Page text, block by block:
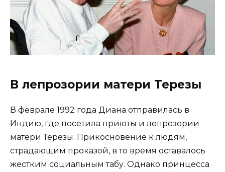
В лепрозории матери Терезы
В феврале 1992 года Диана отправилась в
Индию, где посетила приюты и лепрозории
матери Терезы. Прикосновение к людям,
страдающим проказой, в то время оставалось
жестким социальным табу. Однако принцесса